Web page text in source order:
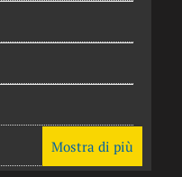
Mostra di più